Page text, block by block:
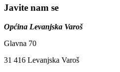
Javite nam se
Općina Levanjska Varoš
Glavna 70
31 416 Levanjska Varoš